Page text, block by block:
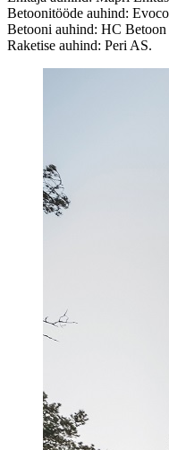
Betoonitööde auhind:
Betooni auhind: HC Betoon
Raketise auhind: Peri AS.